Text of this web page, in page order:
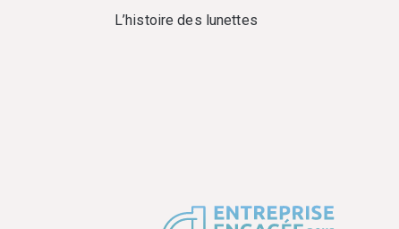
L’histoire des lunettes